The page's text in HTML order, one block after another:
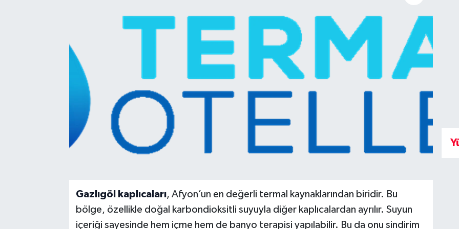
Gazlıgöl kaplıcaları, Afyon’un en değerli termal kaynaklarından biridir. Bu
bölge, özellikle doğal karbondioksitli suyuyla diğer kaplıcalardan ayrılır. Suyun
içeriği sayesinde hem içme hem de banyo terapisi yapılabilir. Bu da onu sindirim